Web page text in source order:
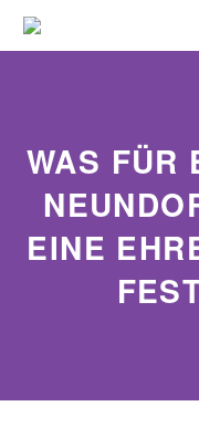
WAS FÜR
EINE